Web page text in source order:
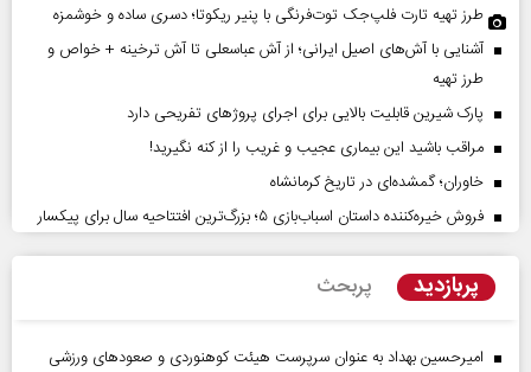
طرز تهیه تارت فلپ‌جک توت‌فرنگی با پنیر ریکوتا؛ دسری ساده و خوشمزه
آشنایی با آش‌های اصیل ایرانی؛ از آش عباسعلی تا آش ترخینه + خواص و
طرز تهیه
پارک شیرین قابلیت‌ بالایی برای اجرای پروژهای تفریحی دارد
مراقب باشید این بیماری عجیب و غریب را از کنه نگیرید!
خاوران؛ گمشده‌ای در تاریخ کرمانشاه
فروش خیره‌کننده داستان اسباب‌بازی ۵؛ بزرگ‌ترین افتتاحیه سال برای پیکسار
پربازدید پربحث
امیرحسین بهداد به عنوان سرپرست هیئت کوهنوردی و صعودهای ورزشی